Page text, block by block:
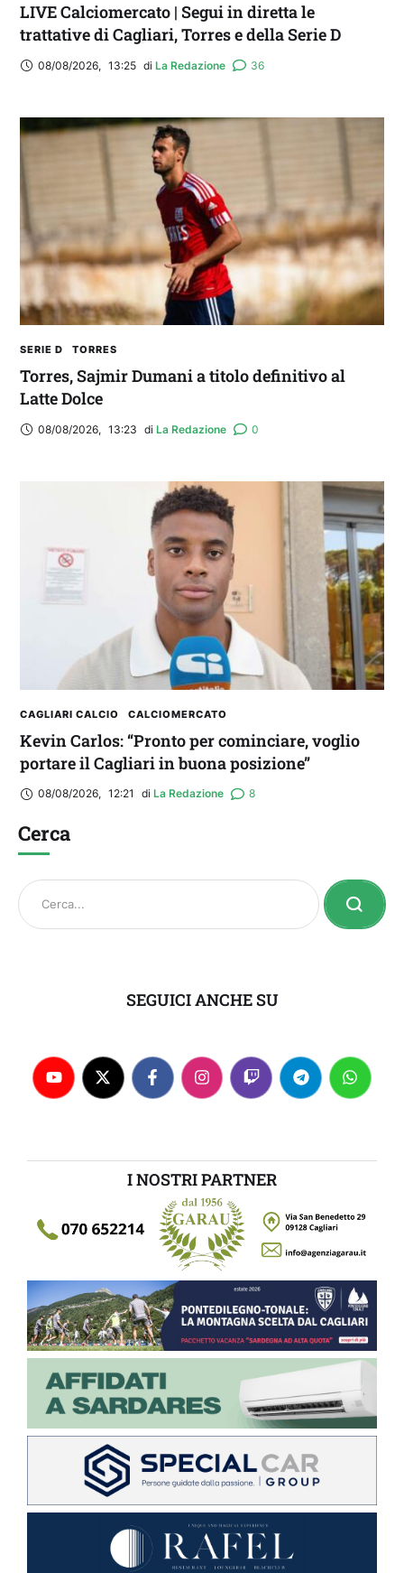
LIVE Calciomercato | Segui in diretta le
trattative di Cagliari, Torres e della Serie D
08/08/2026, 13:25 di La Redazione 36
SERIE D TORRES
Torres, Sajmir Dumani a titolo definitivo al
Latte Dolce
08/08/2026, 13:23 di La Redazione 0
CAGLIARI CALCIO CALCIOMERCATO
Kevin Carlos: “Pronto per cominciare, voglio
portare il Cagliari in buona posizione”
08/08/2026, 12:21 di La Redazione 8
Cerca
SEGUICI ANCHE SU
I NOSTRI PARTNER